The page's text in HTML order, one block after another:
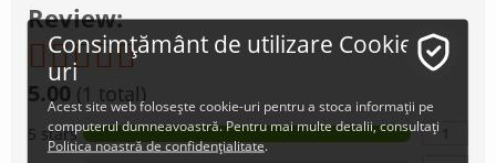
Review:
5.00 (1 total)
5 stars 1
Consimțământ de utilizare Cookie-
uri
Acest site web folosește cookie-uri pentru a stoca informații pe
computerul dumneavoastră. Pentru mai multe detalii, consultați
Politica noastră de confidențialitate.